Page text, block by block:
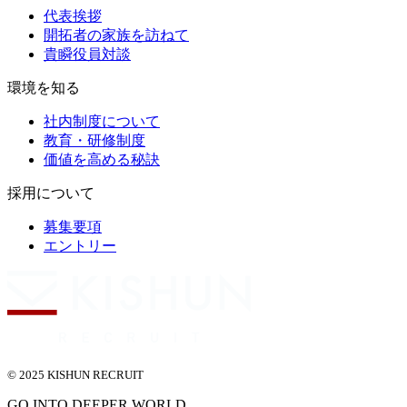
代表挨拶
開拓者の家族を訪ねて
貴瞬役員対談
環境を知る
社内制度について
教育・研修制度
価値を高める秘訣
採用について
募集要項
エントリー
© 2025 KISHUN RECRUIT